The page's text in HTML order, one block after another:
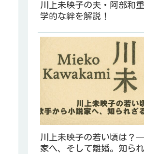
川上未映子の夫・阿部和
学的な絆を解説！
川上未映子の若い頃は？
家へ、そして離婚。知ら